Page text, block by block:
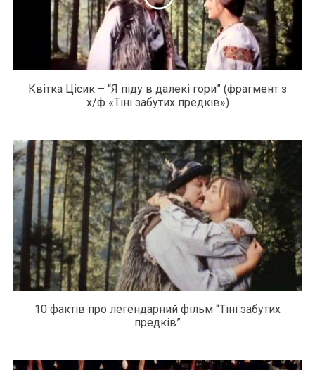
Квітка Цісик – “Я піду в далекі гори” (фрагмент з
х/ф «Тіні забутих предків»)
10 фактів про легендарний фільм “Тіні забутих
предків”